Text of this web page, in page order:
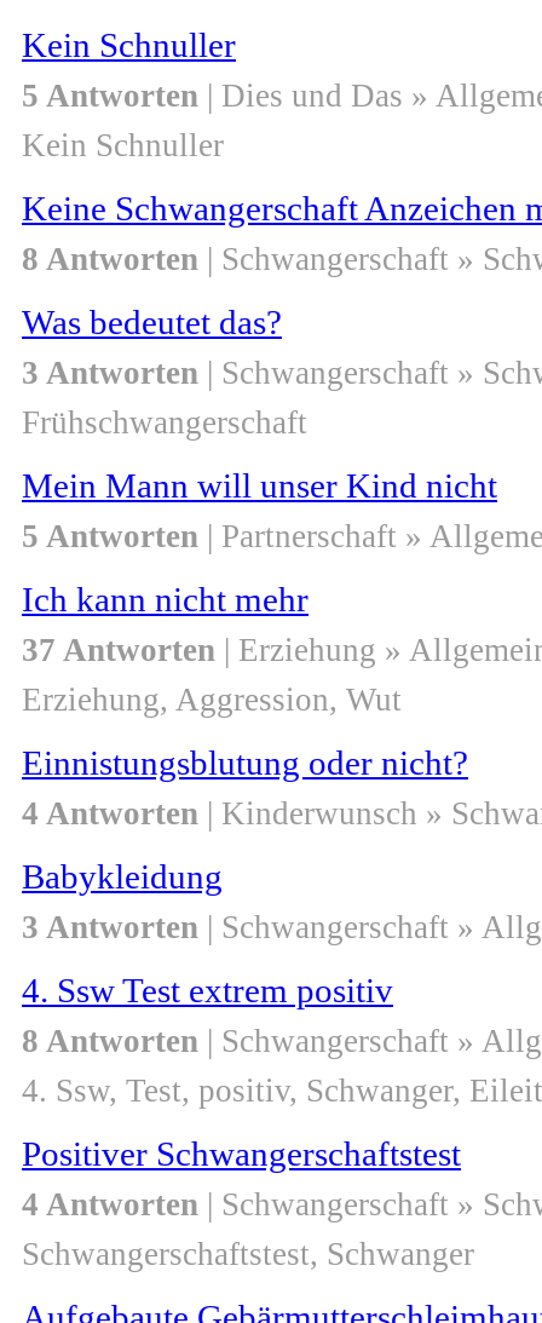
Kein Schnuller
5 Antworten | Dies und Das »
Kein Schnuller
Keine Schwangerschaft Anzeichen
8 Antworten | Schwangerschaft »
Was bedeutet das?
3 Antworten | Schwangerschaft »
Frühschwangerschaft
Mein Mann will unser Kind nicht
5 Antworten | Partnerschaft »
Ich kann nicht mehr
37 Antworten | Erziehung »
Erziehung, Aggression, Wut
Einnistungsblutung oder nicht?
4 Antworten | Kinderwunsch »
Babykleidung
3 Antworten | Schwangerschaft »
4. Ssw Test extrem positiv
8 Antworten | Schwangerschaft »
4. Ssw, Test, positiv, Schwanger,
Positiver Schwangerschaftstest
4 Antworten | Schwangerschaft »
Schwangerschaftstest, Schwanger